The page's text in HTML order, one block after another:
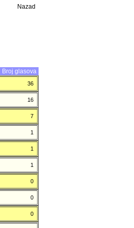
Nazad
Broj glasova
36
16
7
1
1
1
0
0
0